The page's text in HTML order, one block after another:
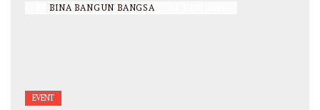
BINA BANGUN BANGSA
EVENT